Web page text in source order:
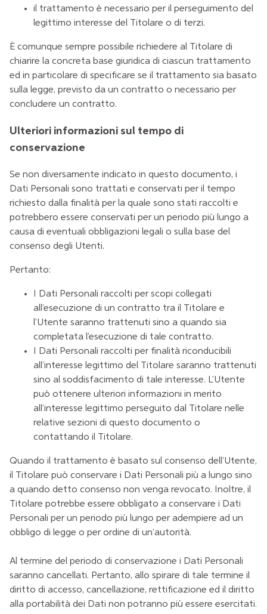
il trattamento è necessario per il perseguimento del
legittimo interesse del Titolare o di terzi.
È comunque sempre possibile richiedere al Titolare di
chiarire la concreta base giuridica di ciascun trattamento
ed in particolare di specificare se il trattamento sia basato
sulla legge, previsto da un contratto o necessario per
concludere un contratto.
Ulteriori informazioni sul tempo di
conservazione
Se non diversamente indicato in questo documento, i
Dati Personali sono trattati e conservati per il tempo
richiesto dalla finalità per la quale sono stati raccolti e
potrebbero essere conservati per un periodo più lungo a
causa di eventuali obbligazioni legali o sulla base del
consenso degli Utenti.
Pertanto:
I Dati Personali raccolti per scopi collegati
all’esecuzione di un contratto tra il Titolare e
l’Utente saranno trattenuti sino a quando sia
completata l’esecuzione di tale contratto.
I Dati Personali raccolti per finalità riconducibili
all’interesse legittimo del Titolare saranno trattenuti
sino al soddisfacimento di tale interesse. L’Utente
può ottenere ulteriori informazioni in merito
all’interesse legittimo perseguito dal Titolare nelle
relative sezioni di questo documento o
contattando il Titolare.
Quando il trattamento è basato sul consenso dell’Utente,
il Titolare può conservare i Dati Personali più a lungo sino
a quando detto consenso non venga revocato. Inoltre, il
Titolare potrebbe essere obbligato a conservare i Dati
Personali per un periodo più lungo per adempiere ad un
obbligo di legge o per ordine di un’autorità.
Al termine del periodo di conservazione i Dati Personali
saranno cancellati. Pertanto, allo spirare di tale termine il
diritto di accesso, cancellazione, rettificazione ed il diritto
alla portabilità dei Dati non potranno più essere esercitati.